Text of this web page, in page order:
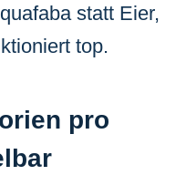
statt Eier,
top.
pro